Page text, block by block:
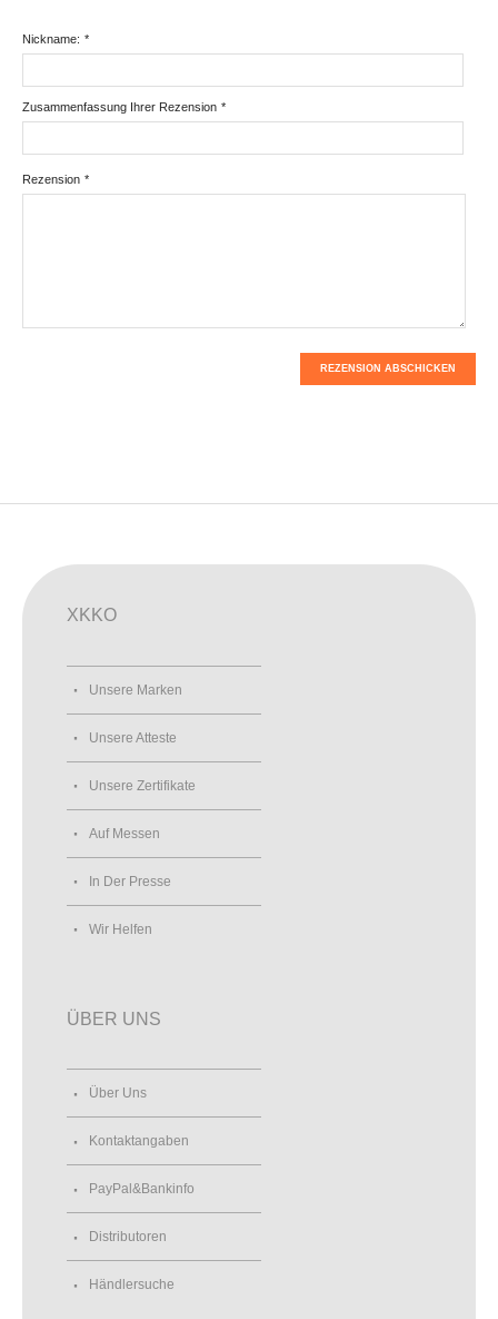
*
Nickname:
*
Zusammenfassung Ihrer Rezension
*
Rezension
REZENSION ABSCHICKEN
XKKO
Unsere Marken
Unsere Atteste
Unsere Zertifikate
Auf Messen
In Der Presse
Wir Helfen
ÜBER UNS
Über Uns
Kontaktangaben
PayPal&Bankinfo
Distributoren
Händlersuche